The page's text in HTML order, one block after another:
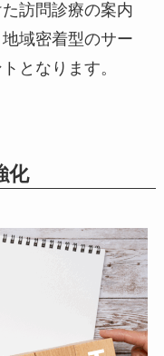
訪問診療の案内
域密着型のサー
となります。
化